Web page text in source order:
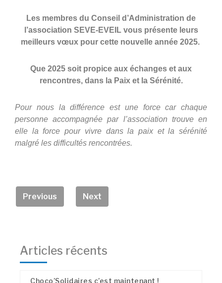
Les membres du Conseil d’Administration de
l’association SEVE-EVEIL vous présente leurs
meilleurs vœux pour cette nouvelle année 2025.
Que 2025 soit propice aux échanges et aux
rencontres, dans la Paix et la Sérénité.
Pour nous la différence est une force car chaque
personne accompagnée par l’association trouve en
elle la force pour vivre dans la paix et la sérénité
malgré les difficultés rencontrées.
Previous Next
Articles récents
Choco’Solidaires c’est maintenant !